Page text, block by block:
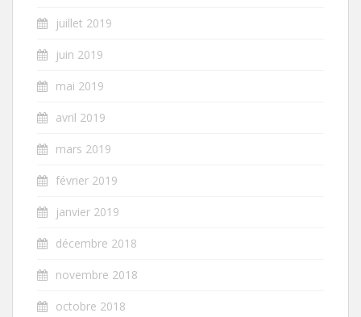
juillet 2019
juin 2019
mai 2019
avril 2019
mars 2019
février 2019
janvier 2019
décembre 2018
novembre 2018
octobre 2018